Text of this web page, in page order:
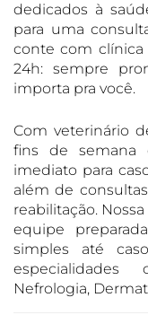
dedicados à
para uma
conte com clínica
24h: sempre
importa pra você.
Com veterinário
fins de semana
imediato para
além de
reabilitação.
equipe
simples até
especialidades
Nefrologia,